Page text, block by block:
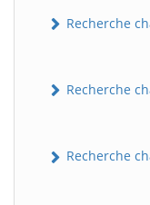
Recherche
Recherche
Recherche